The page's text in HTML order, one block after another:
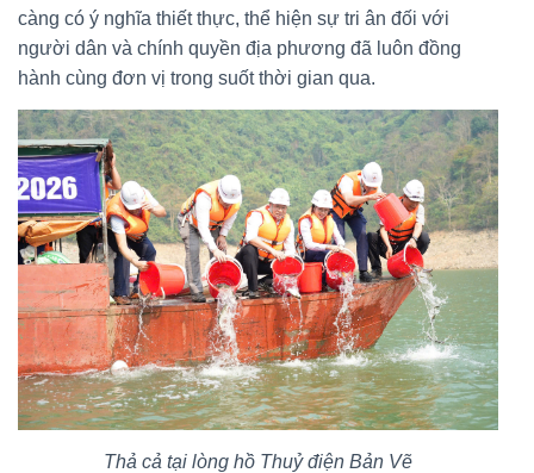
càng có ý nghĩa thiết thực, thể hiện sự tri ân đối với
người dân và chính quyền địa phương đã luôn đồng
hành cùng đơn vị trong suốt thời gian qua.
Thả cả tại lòng hồ Thuỷ điện Bản Vẽ